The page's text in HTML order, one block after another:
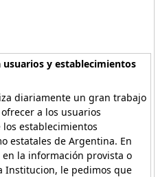
y establecimientos
diariamente un gran trabajo
a los usuarios
establecimientos
estatales de Argentina. En
la información provista o
Institucion, le pedimos que